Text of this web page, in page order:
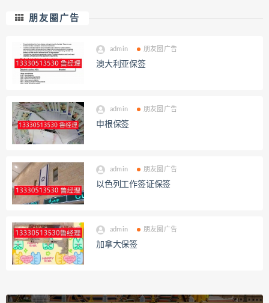
朋友圈广告
admin 朋友圈广告
澳大利亚保签
admin 朋友圈广告
申根保签
admin 朋友圈广告
以色列工作签证保签
admin 朋友圈广告
加拿大保签